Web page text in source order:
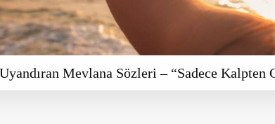
Mevlana Sözleri – “Sadece